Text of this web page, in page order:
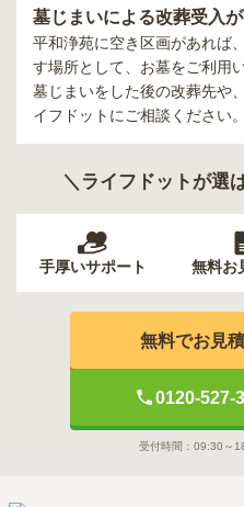
墓じまいによる改葬受入
平和浄苑に空き区画があれば
す場所として、お墓をご利用
墓じまいをした後の改葬先や
イフドットにご相談ください。
＼ライフドットが選
手厚いサポート 無料お
無料でお見
0120-527-
受付時間： 09:30～